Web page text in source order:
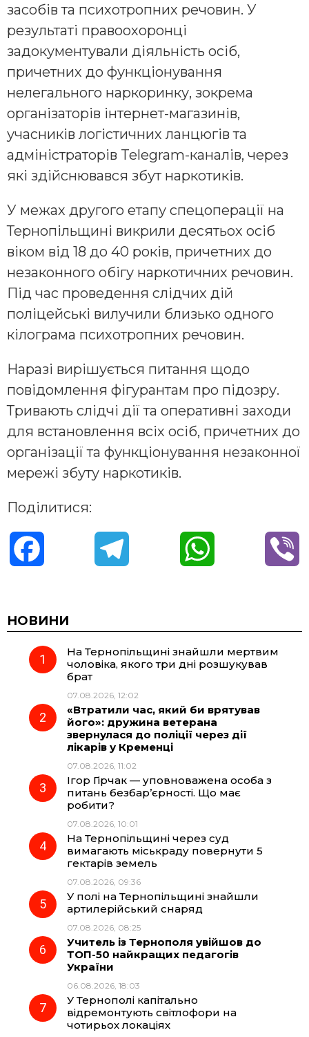
засобів та психотропних речовин. У
результаті правоохоронці
задокументували діяльність осіб,
причетних до функціонування
нелегального наркоринку, зокрема
організаторів інтернет-магазинів,
учасників логістичних ланцюгів та
адміністраторів Telegram-каналів, через
які здійснювався збут наркотиків.
У межах другого етапу спецоперації на
Тернопільщині викрили десятьох осіб
віком від 18 до 40 років, причетних до
незаконного обігу наркотичних речовин.
Під час проведення слідчих дій
поліцейські вилучили близько одного
кілограма психотропних речовин.
Наразі вирішується питання щодо
повідомлення фігурантам про підозру.
Тривають слідчі дії та оперативні заходи
для встановлення всіх осіб, причетних до
організації та функціонування незаконної
мережі збуту наркотиків.
Поділитися:
c
e
o
k
e
r
m
t
A
p
НОВИНИ
На Тернопільщині знайшли мертвим
чоловіка, якого три дні розшукував
брат
07.08.2026, 12:02
«Втратили час, який би врятував
його»: дружина ветерана
звернулася до поліції через дії
лікарів у Кременці
07.08.2026, 11:02
Ігор Гірчак — уповноважена особа з
питань безбар’єрності. Що має
робити?
07.08.2026, 10:01
На Тернопільщині через суд
вимагають міськраду повернути 5
гектарів земель
07.08.2026, 09:36
У полі на Тернопільщині знайшли
артилерійський снаряд
07.08.2026, 08:25
Учитель із Тернополя увійшов до
ТОП-50 найкращих педагогів
України
06.08.2026, 18:03
У Тернополі капітально
відремонтують світлофори на
чотирьох локаціях